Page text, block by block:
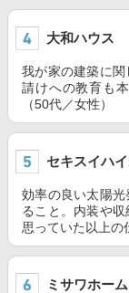
大和ハウス
我が家の建築に
請けへの教育も
（50代／女性）
セキスイハ
効率の良い太陽
ること。内装や
思っていた以上の
ミサワホーム